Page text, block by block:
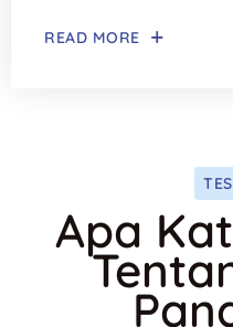
READ MORE
Apa